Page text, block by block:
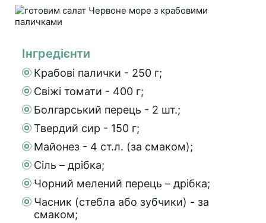
Інгредієнти
Крабові палички - 250 г;
Свіжі томати - 400 г;
Болгарський перець - 2 шт.;
Твердий сир - 150 г;
Майонез - 4 ст.л. (за смаком);
Сіль – дрібка;
Чорний мелений перець – дрібка;
Часник (стебла або зубчики) - за
смаком;